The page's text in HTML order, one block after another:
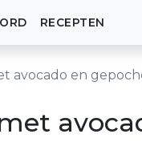
RECEPTEN
avocado en